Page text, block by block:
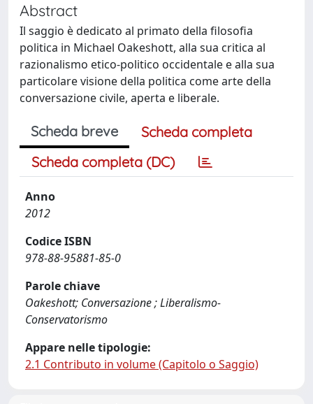
Abstract
Il saggio è dedicato al primato della filosofia
politica in Michael Oakeshott, alla sua critica al
razionalismo etico-politico occidentale e alla sua
particolare visione della politica come arte della
conversazione civile, aperta e liberale.
Scheda breve
Scheda completa
Scheda completa (DC)
Anno
2012
Codice ISBN
978-88-95881-85-0
Parole chiave
Oakeshott; Conversazione ; Liberalismo-
Conservatorismo
Appare nelle tipologie:
2.1 Contributo in volume (Capitolo o Saggio)